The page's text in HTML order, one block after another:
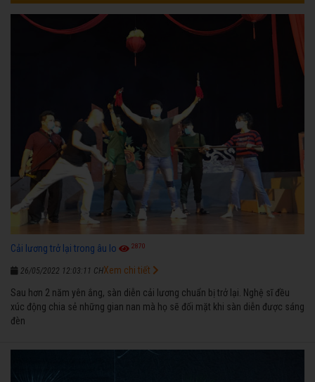
Cải lương trở lại trong âu lo 2870
26/05/2022 12:03:11 CH
Sau hơn 2 năm yên ắng, sàn diễn cải lương chuẩn bị trở lại. Nghệ sĩ đều
xúc động chia sẻ những gian nan mà họ sẽ đối mặt khi sàn diễn được sáng
đèn
Xem chi tiết